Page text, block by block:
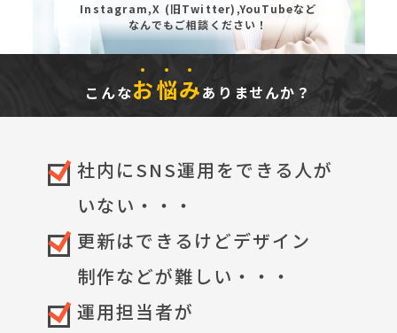
Instagram,X (旧Twitter),YouTubeなど
なんでもご相談ください！
こんなお悩みありませんか？
社内にSNS運用をできる人が
いない・・・
更新はできるけどデザイン
制作などが難しい・・・
運用担当者が